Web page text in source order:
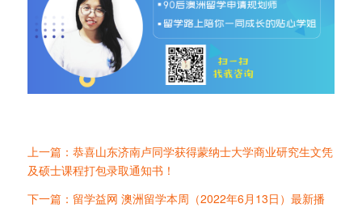
上一篇：恭喜山东济南卢同学获得蒙纳士大学商业研究生文凭
及硕士课程打包录取通知书！
下一篇：留学益网 澳洲留学本周（2022年6月13日）最新播